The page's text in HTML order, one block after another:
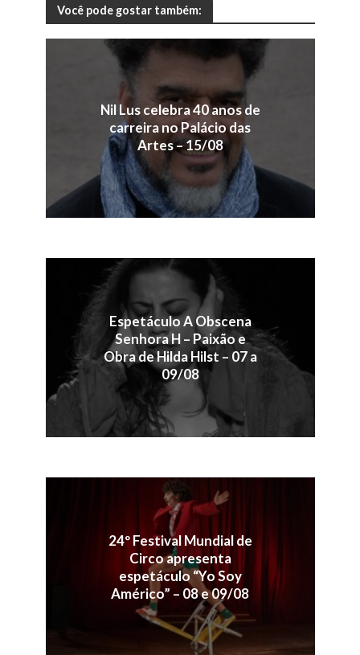
Você pode gostar também:
Nil Lus celebra 40 anos de
carreira no Palácio das
Artes – 15/08
Espetáculo A Obscena
Senhora H – Paixão e
Obra de Hilda Hilst – 07 a
09/08
24º Festival Mundial de
Circo apresenta
espetáculo “Yo Soy
Américo” – 08 e 09/08